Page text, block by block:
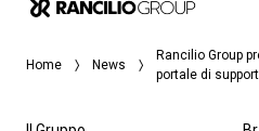
Home News
Rancilio Group
portale di